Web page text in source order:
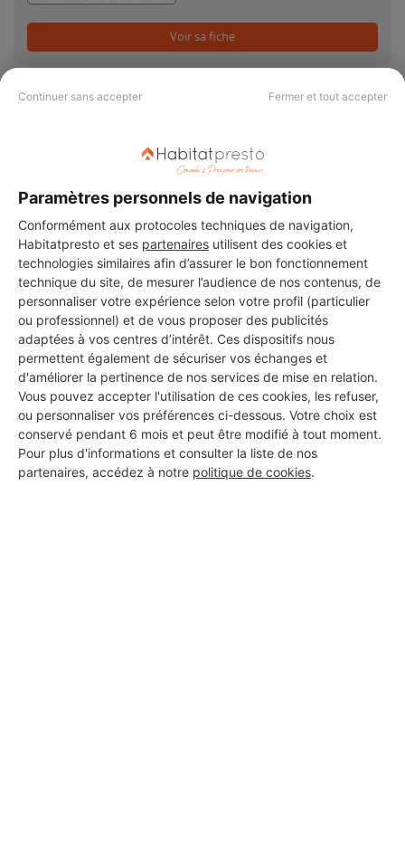
Continuer sans accepter Fermer et tout accepter
Paramètres personnels de navigation
Conformément aux protocoles techniques de navigation,
Habitatpresto et ses partenaires utilisent des cookies et
technologies similaires afin d’assurer le bon fonctionnement
technique du site, de mesurer l’audience de nos contenus, de
personnaliser votre expérience selon votre profil (particulier
ou professionnel) et de vous proposer des publicités
adaptées à vos centres d’intérêt. Ces dispositifs nous
permettent également de sécuriser vos échanges et
d'améliorer la pertinence de nos services de mise en relation.
Vous pouvez accepter l'utilisation de ces cookies, les refuser,
ou personnaliser vos préférences ci-dessous. Votre choix est
conservé pendant 6 mois et peut être modifié à tout moment.
Pour plus d'informations et consulter la liste de nos
partenaires, accédez à notre politique de cookies.
Voir sa fiche
PAS LE TEMPS DE
CHERCHER ?
Vous souhaitez réaliser des travaux et ne savez quel professionnel
choisir ? Demandez des devis travauxauprès de notre réseau de 5 000
professionnels partout en France.
DEMANDER UN DEVIS